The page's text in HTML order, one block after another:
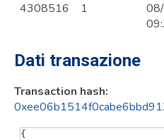
4308516
1
Dati transazione
Transaction hash:
{